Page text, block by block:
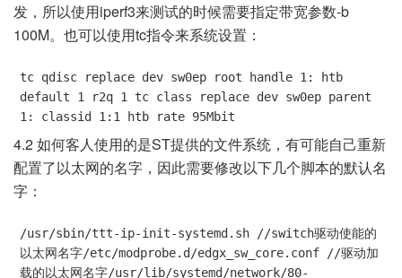
发，所以使用iperf3来测试的时候需要指定带宽参数-b
100M。也可以使用tc指令来系统设置：
tc qdisc replace dev sw0ep root handle 1: htb
default 1 r2q 1 tc class replace dev sw0ep parent
1: classid 1:1 htb rate 95Mbit
4.2 如何客人使用的是ST提供的文件系统，有可能自己重新
配置了以太网的名字，因此需要修改以下几个脚本的默认名
字：
/usr/sbin/ttt-ip-init-systemd.sh //switch驱动使能的
以太网名字/etc/modprobe.d/edgx_sw_core.conf //驱动加
载的以太网名字/usr/lib/systemd/network/80-